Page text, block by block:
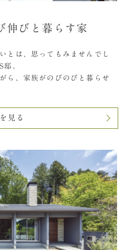
伸びと暮らす家
とは、思ってもみませんでし
邸。
ら、家族がのびのびと暮らせ
見る